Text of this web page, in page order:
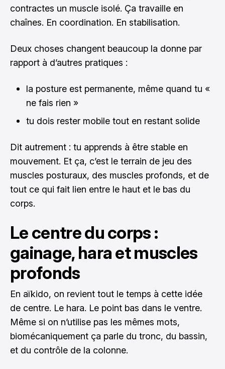
contractes un muscle isolé. Ça travaille en
chaînes. En coordination. En stabilisation.
Deux choses changent beaucoup la donne par
rapport à d’autres pratiques :
la posture est permanente, même quand tu «
ne fais rien »
tu dois rester mobile tout en restant solide
Dit autrement : tu apprends à être stable en
mouvement. Et ça, c’est le terrain de jeu des
muscles posturaux, des muscles profonds, et de
tout ce qui fait lien entre le haut et le bas du
corps.
Le centre du corps :
gainage, hara et muscles
profonds
En aïkido, on revient tout le temps à cette idée
de centre. Le hara. Le point bas dans le ventre.
Même si on n’utilise pas les mêmes mots,
biomécaniquement ça parle du tronc, du bassin,
et du contrôle de la colonne.